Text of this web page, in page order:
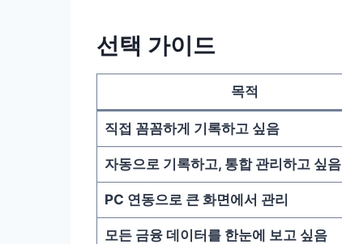
선택 가이드
목적
직접 꼼꼼하게 기록하고 싶음
자동으로 기록하고, 통합 관리하고 싶음
PC 연동으로 큰 화면에서 관리
모든 금융 데이터를 한눈에 보고 싶음